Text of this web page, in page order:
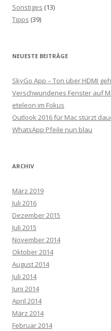
Sonstiges (13)
Tipps (39)
NEUESTE BEITRÄGE
SkyGo App – Ton über HDMI
Verschwundenes Fenster auf
eteleon im Fokus
Outlook 2016 für Mac stürzt
WhatsApp Pfeile nun blau
ARCHIV
März 2019
Juli 2016
Dezember 2015
Juli 2015
November 2014
Oktober 2014
August 2014
Juli 2014
Juni 2014
April 2014
März 2014
Februar 2014